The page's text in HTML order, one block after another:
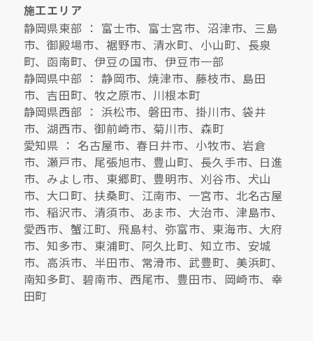
施工エリア
静岡県東部 ： 富士市、富士宮市、沼津市、三島
市、御殿場市、裾野市、清水町、小山町、長泉
町、函南町、伊豆の国市、伊豆市一部
静岡県中部 ： 静岡市、焼津市、藤枝市、島田
市、吉田町、牧之原市、川根本町
静岡県西部 ： 浜松市、磐田市、掛川市、袋井
市、湖西市、御前崎市、菊川市、森町
愛知県 ： 名古屋市、春日井市、小牧市、岩倉
市、瀬戸市、尾張旭市、豊山町、長久手市、日進
市、みよし市、東郷町、豊明市、刈谷市、犬山
市、大口町、扶桑町、江南市、一宮市、北名古屋
市、稲沢市、清須市、あま市、大治市、津島市、
愛西市、蟹江町、飛島村、弥富市、東海市、大府
市、知多市、東浦町、阿久比町、知立市、安城
市、高浜市、半田市、常滑市、武豊町、美浜町、
南知多町、碧南市、西尾市、豊田市、岡崎市、幸
田町